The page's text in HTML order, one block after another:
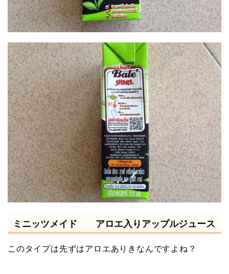
ミニッツメイド アロエ入りアップルジュース
このタイプは先ずはアロエありきなんですよね？